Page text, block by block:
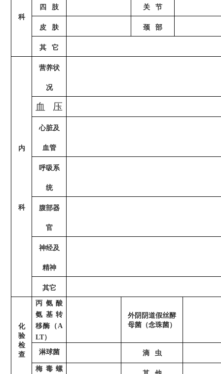
科
四 肢 关 节
皮 肤 颈 部
其 它
内
科
营养状
况
血 压
心脏及
血管
呼吸系
统
腹部器
官
神经及
精神
其它
化
验
检
查
丙氨酸
氨基转
移酶（A
LT）
外阴阴道假丝酵
母菌（念珠菌）
淋球菌 滴 虫
梅毒螺